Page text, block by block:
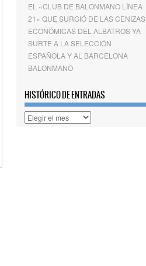
EL «CLUB DE BALONMANO LÍNEA
21» QUE SURGIÓ DE LAS CENIZAS
ECONÓMICAS DEL ALBATROS YA
SURTE A LA SELECCIÓN
ESPAÑOLA Y AL BARCELONA
BALONMANO
HISTÓRICO DE ENTRADAS
Histórico